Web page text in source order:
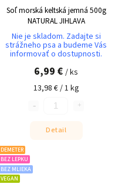
Soľ morská keltská jemná 500g
NATURAL JIHLAVA
Nie je skladom. Zadajte si
strážneho psa a budeme Vás
informovať o dostupnosti.
6,99 € / ks
13,98 € / 1 kg
Detail
DEMETER
BEZ LEPKU
BEZ MLIEKA
VEGAN